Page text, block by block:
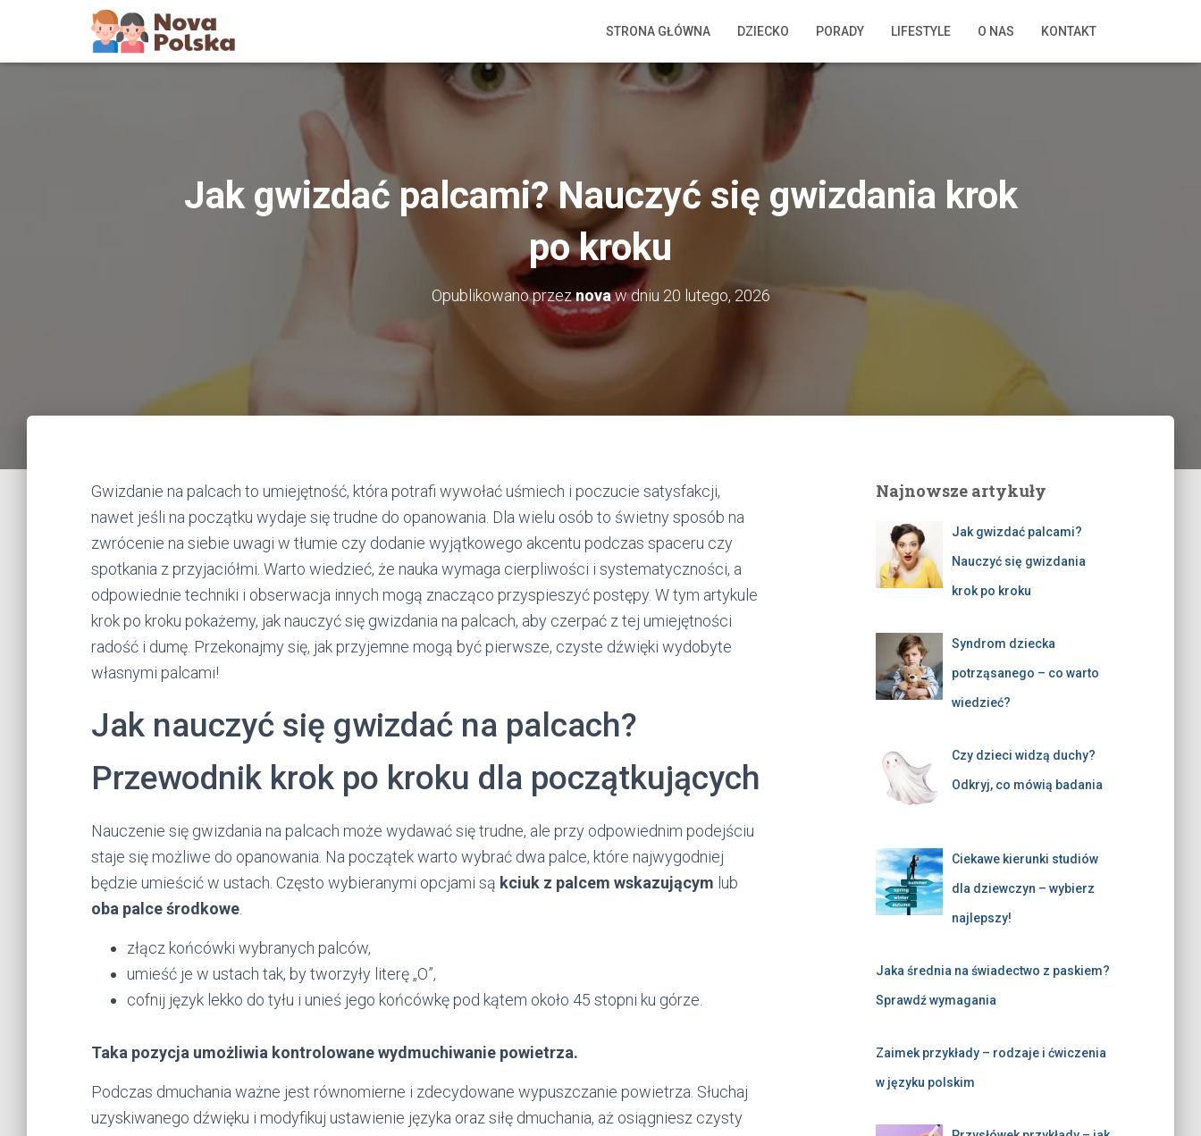
STRONA GŁÓWNA DZIECKO PORADY LIFESTYLE O NAS KONTAKT
Jak gwizdać palcami? Nauczyć się gwizdania krok
po kroku
Opublikowano przeznovaw dniu 20 lutego, 2026
Gwizdanie na palcach to umiejętność, która potrafi wywołać uśmiech i poczucie satysfakcji,
nawet jeśli na początku wydaje się trudne do opanowania. Dla wielu osób to świetny sposób na
zwrócenie na siebie uwagi w tłumie czy dodanie wyjątkowego akcentu podczas spaceru czy
spotkania z przyjaciółmi. Warto wiedzieć, że nauka wymaga cierpliwości i systematyczności, a
odpowiednie techniki i obserwacja innych mogą znacząco przyspieszyć postępy. W tym artykule
krok po kroku pokażemy, jak nauczyć się gwizdania na palcach, aby czerpać z tej umiejętności
radość i dumę. Przekonajmy się, jak przyjemne mogą być pierwsze, czyste dźwięki wydobyte
własnymi palcami!
Jak nauczyć się gwizdać na palcach?
Przewodnik krok po kroku dla początkujących
Nauczenie się gwizdania na palcach może wydawać się trudne, ale przy odpowiednim podejściu
staje się możliwe do opanowania. Na początek warto wybrać dwa palce, które najwygodniej
będzie umieścić w ustach. Często wybieranymi opcjami są kciuk z palcem wskazującym lub
oba palce środkowe
złącz końcówki wybranych palców,
umieść je w ustach tak, by tworzyły literę „O”,
cofnij język lekko do tyłu i unieś jego końcówkę pod kątem około 45 stopni ku górze.
Taka pozycja umożliwia kontrolowane wydmuchiwanie powietrza.
Podczas dmuchania ważne jest równomierne i zdecydowane wypuszczanie powietrza. Słuchaj
uzyskiwanego dźwięku i modyfikuj ustawienie języka oraz siłę dmuchania, aż osiągniesz czysty
Najnowsze artykuły
Jak gwizdać palcami?
Nauczyć się gwizdania
krok po kroku
Syndrom dziecka
potrząsanego – co warto
wiedzieć?
Czy dzieci widzą duchy?
Odkryj, co mówią badania
Ciekawe kierunki studiów
dla dziewczyn – wybierz
najlepszy!
Jaka średnia na świadectwo z paskiem?
Sprawdź wymagania
Zaimek przykłady – rodzaje i ćwiczenia
w języku polskim